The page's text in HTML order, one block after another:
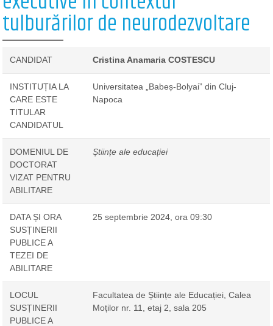
tulburărilor de neurodezvoltare
CANDIDAT Cristina Anamaria COSTESCU
INSTITUȚIA LA
CARE ESTE
TITULAR
CANDIDATUL
Universitatea „Babeș-Bolyai” din Cluj-
Napoca
DOMENIUL DE
DOCTORAT
VIZAT PENTRU
ABILITARE
Științe ale educației
DATA ȘI ORA
SUSȚINERII
PUBLICE A
TEZEI DE
ABILITARE
25 septembrie 2024, ora 09:30
LOCUL
SUSȚINERII
PUBLICE A
Facultatea de Științe ale Educației, Calea
Moților nr. 11, etaj 2, sala 205